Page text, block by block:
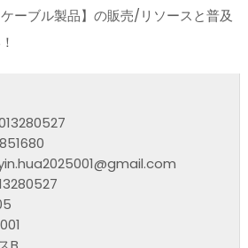
ーブル製品】の販売/リソースと普及